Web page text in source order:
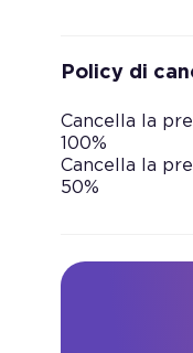
Policy di
Cancella la
100%
Cancella la
50%